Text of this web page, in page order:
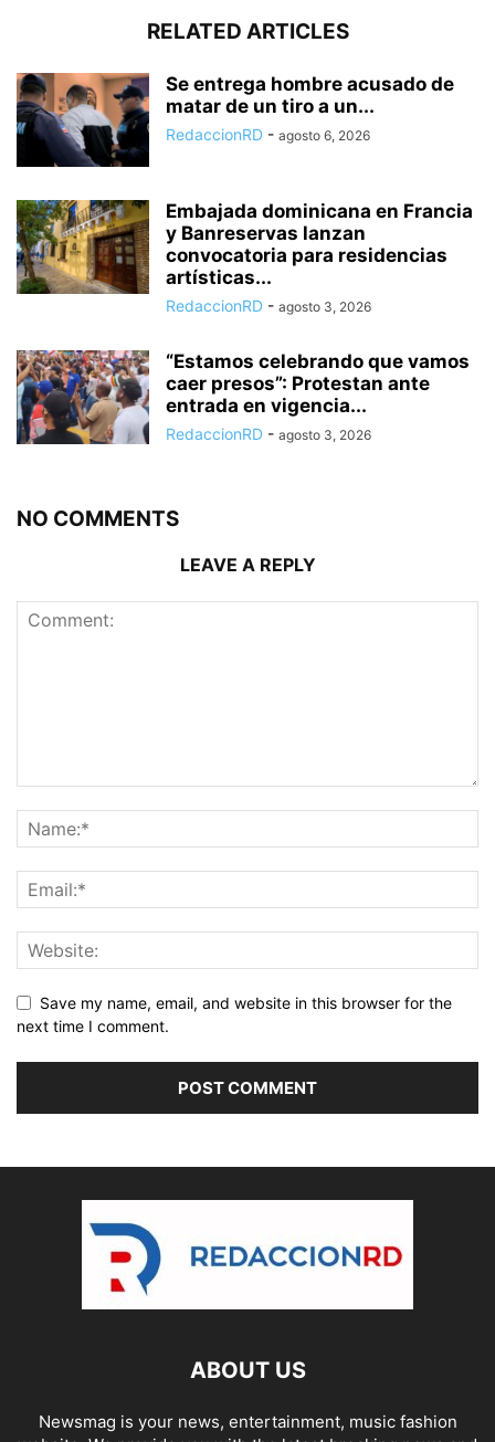
RELATED ARTICLES
Se entrega hombre acusado de
matar de un tiro a un...
RedaccionRD - agosto 6, 2026
Embajada dominicana en Francia
y Banreservas lanzan
convocatoria para residencias
artísticas...
RedaccionRD - agosto 3, 2026
“Estamos celebrando que vamos
caer presos”: Protestan ante
entrada en vigencia...
RedaccionRD - agosto 3, 2026
NO COMMENTS
LEAVE A REPLY
Save my name, email, and website in this browser for the
next time I comment.
ABOUT US
Newsmag is your news, entertainment, music fashion